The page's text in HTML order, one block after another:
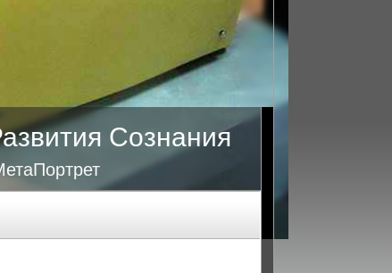
Сознания